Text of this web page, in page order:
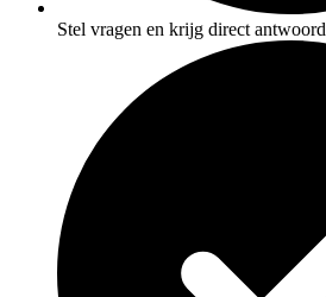
Stel vragen en krijg direct antwoord